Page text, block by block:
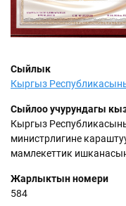
Сыйлык
Кыргыз
Сыйлоо учурундагы
Кыргыз
министрлигине
мамлекеттик
Жарлыктын номери
584